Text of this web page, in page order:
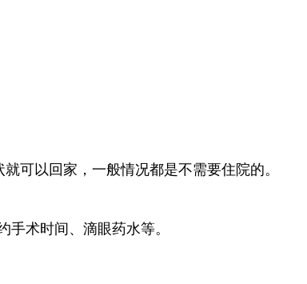
可以回家，一般情况都是不需要住院的。
术时间、滴眼药水等。